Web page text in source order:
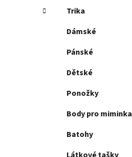
p
Trika
Dámské
Pánské
Dětské
Ponožky
Body pro miminka
Batohy